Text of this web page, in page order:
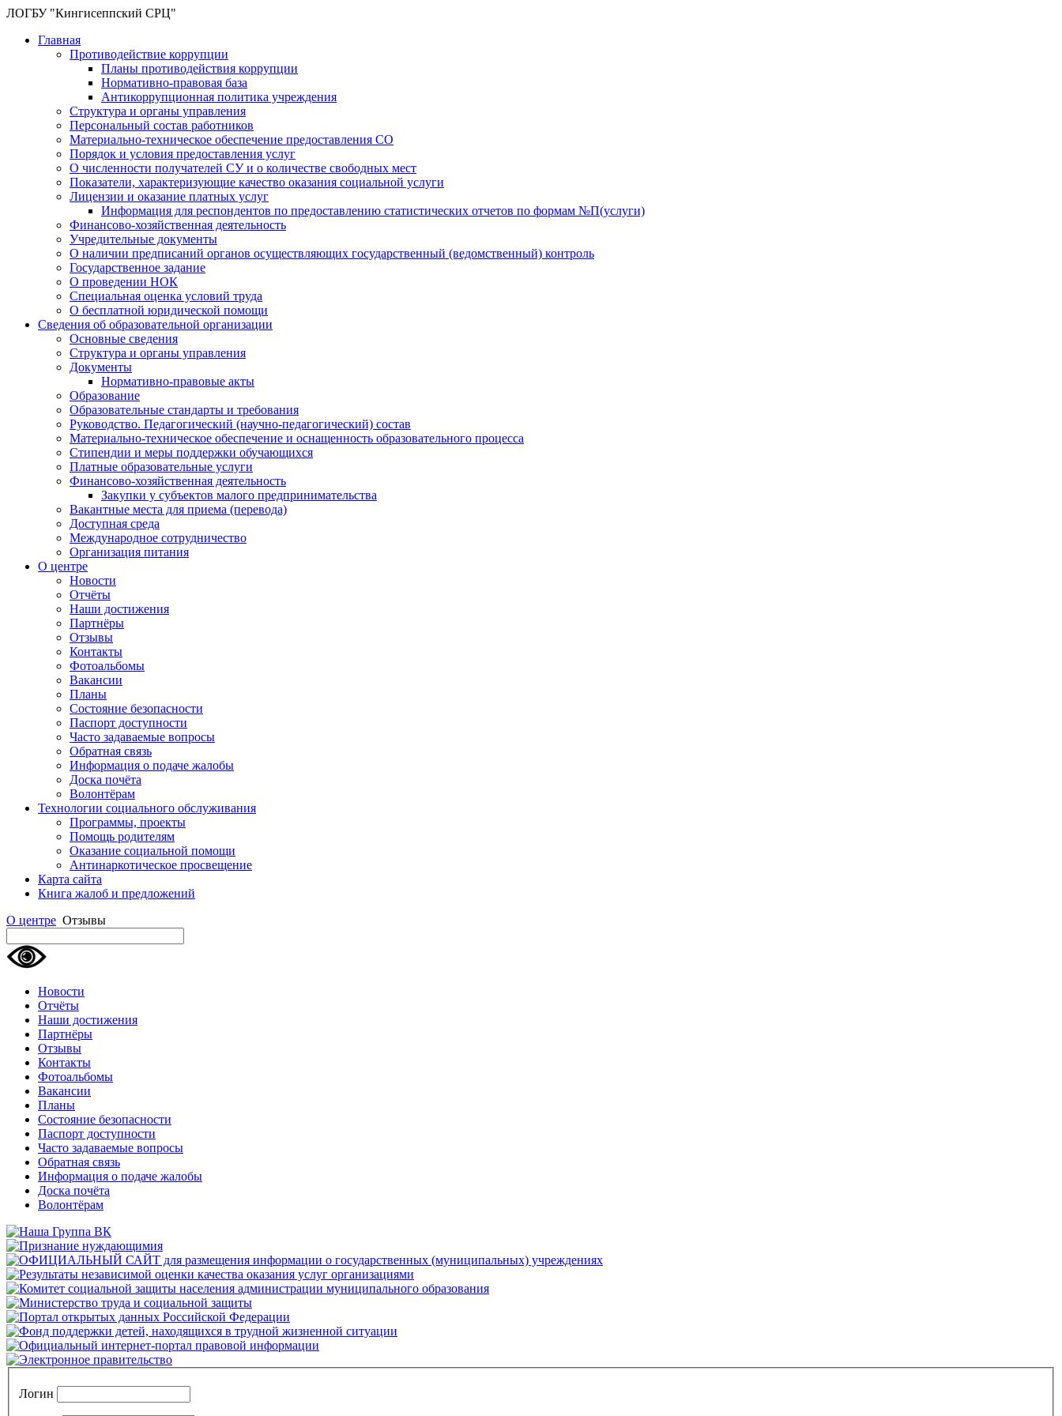
ЛОГБУ "Кингисеппский СРЦ"
Главная
Противодействие коррупции
Планы противодействия коррупции
Нормативно-правовая база
Антикоррупционная политика учреждения
Структура и органы управления
Персональный состав работников
Материально-техническое обеспечение предоставления СО
Порядок и условия предоставления услуг
О численности получателей СУ и о количестве свободных мест
Показатели, характеризующие качество оказания социальной услуги
Лицензии и оказание платных услуг
Информация для респондентов по предоставлению статистических отчетов по формам №П(услуги)
Финансово-хозяйственная деятельность
Учредительные документы
О наличии предписаний органов осуществляющих государственный (ведомственный) контроль
Государственное задание
О проведении НОК
Специальная оценка условий труда
О бесплатной юридической помощи
Сведения об образовательной организации
Основные сведения
Структура и органы управления
Документы
Нормативно-правовые акты
Образование
Образовательные стандарты и требования
Руководство. Педагогический (научно-педагогический) состав
Материально-техническое обеспечение и оснащенность образовательного процесса
Стипендии и меры поддержки обучающихся
Платные образовательные услуги
Финансово-хозяйственная деятельность
Закупки у субъектов малого предпринимательства
Вакантные места для приема (перевода)
Доступная среда
Международное сотрудничество
Организация питания
О центре
Новости
Отчёты
Наши достижения
Партнёры
Отзывы
Контакты
Фотоальбомы
Вакансии
Планы
Состояние безопасности
Паспорт доступности
Часто задаваемые вопросы
Обратная связь
Информация о подаче жалобы
Доска почёта
Волонтёрам
Технологии социального обслуживания
Программы, проекты
Помощь родителям
Оказание социальной помощи
Антинаркотическое просвещение
Карта сайта
Книга жалоб и предложений
О центре Отзывы
Новости
Отчёты
Наши достижения
Партнёры
Отзывы
Контакты
Фотоальбомы
Вакансии
Планы
Состояние безопасности
Паспорт доступности
Часто задаваемые вопросы
Обратная связь
Информация о подаче жалобы
Доска почёта
Волонтёрам
Логин